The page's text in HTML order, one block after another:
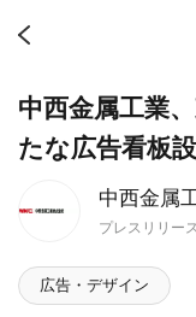
中西金属
プレスリリー
中西金属工業
たな広告看板
広告・デザイン